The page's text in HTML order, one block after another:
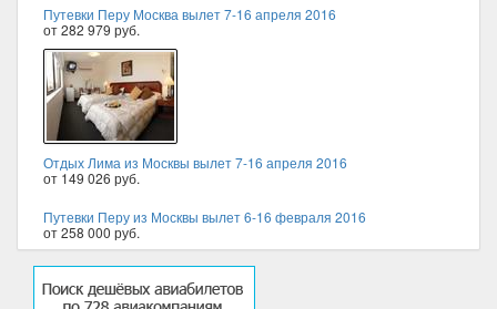
Путевки Перу Москва вылет 7-16 апреля 2016
от 282 979 руб.
Отдых Лима из Москвы вылет 7-16 апреля 2016
от 149 026 руб.
Путевки Перу из Москвы вылет 6-16 февраля 2016
от 258 000 руб.